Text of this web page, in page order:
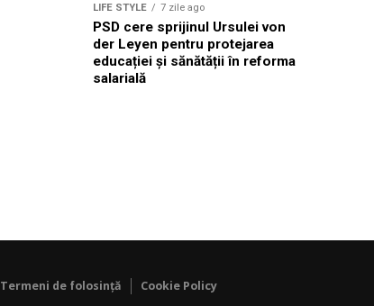
LIFE STYLE 7 zile ago
PSD cere sprijinul Ursulei von
der Leyen pentru protejarea
educației și sănătății în reforma
salarială
Termeni de folosință Cookie Policy